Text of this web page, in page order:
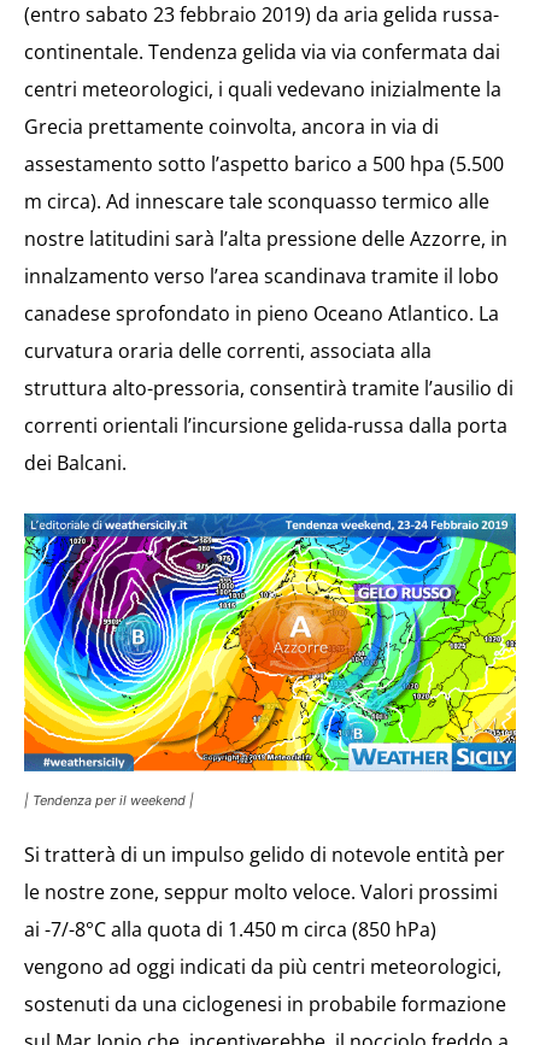
(entro sabato 23 febbraio 2019) da aria gelida russa-
continentale. Tendenza gelida via via confermata dai
centri meteorologici, i quali vedevano inizialmente la
Grecia prettamente coinvolta, ancora in via di
assestamento sotto l’aspetto barico a 500 hpa (5.500
m circa). Ad innescare tale sconquasso termico alle
nostre latitudini sarà l’alta pressione delle Azzorre, in
innalzamento verso l’area scandinava tramite il lobo
canadese sprofondato in pieno Oceano Atlantico. La
curvatura oraria delle correnti, associata alla
struttura alto-pressoria, consentirà tramite l’ausilio di
correnti orientali l’incursione gelida-russa dalla porta
dei Balcani.
| Tendenza per il weekend |
Si tratterà di un impulso gelido di notevole entità per
le nostre zone, seppur molto veloce. Valori prossimi
ai -7/-8°C alla quota di 1.450 m circa (850 hPa)
vengono ad oggi indicati da più centri meteorologici,
sostenuti da una ciclogenesi in probabile formazione